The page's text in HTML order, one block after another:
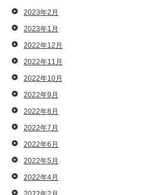
2023年2月
2023年1月
2022年12月
2022年11月
2022年10月
2022年9月
2022年8月
2022年7月
2022年6月
2022年5月
2022年4月